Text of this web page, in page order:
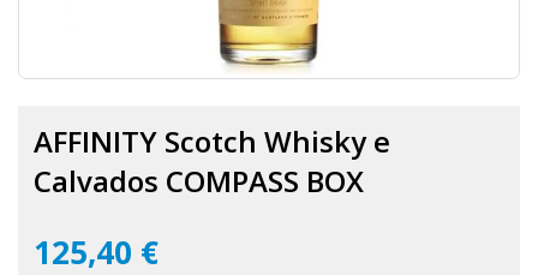
della
galleria
immagini
AFFINITY Scotch Whisky e
Calvados COMPASS BOX
125,40 €